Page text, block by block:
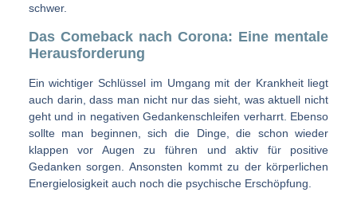
schwer.
Das Comeback nach Corona: Eine mentale
Herausforderung
Ein wichtiger Schlüssel im Umgang mit der Krankheit liegt
auch darin, dass man nicht nur das sieht, was aktuell nicht
geht und in negativen Gedankenschleifen verharrt. Ebenso
sollte man beginnen, sich die Dinge, die schon wieder
klappen vor Augen zu führen und aktiv für positive
Gedanken sorgen. Ansonsten kommt zu der körperlichen
Energielosigkeit auch noch die psychische Erschöpfung.